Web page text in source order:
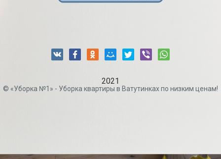
2021
© «Уборка №1» - Уборка квартиры в Ватутинках по низким ценам!